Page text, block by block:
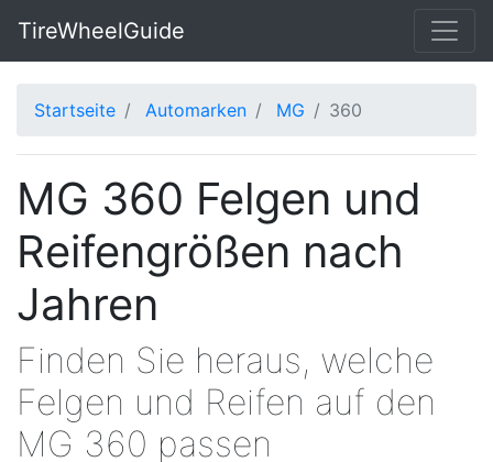
TireWheelGuide
Startseite Automarken MG 360
MG 360 Felgen und
Reifengrößen nach
Jahren
Finden Sie heraus, welche
Felgen und Reifen auf den
MG 360 passen